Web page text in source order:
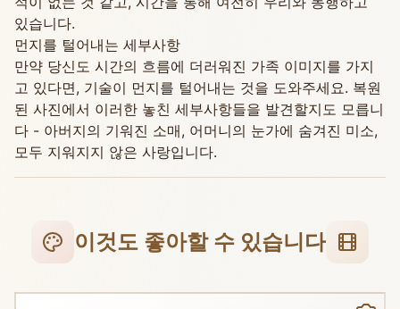
있습니다.
먼지를 털어내는 세부사항
만약 당신도 시간의 흐름에 더러워진 가족 이미지를 가지
고 있다면, 기술이 먼지를 털어내는 것을 도와주세요. 복원
된 사진에서 이러한 놓친 세부사항들을 발견할지도 모릅니
다 - 아버지의 기워진 소매, 어머니의 눈가에 숨겨진 미소,
모두 지워지지 않은 사랑입니다.
이것도 좋아할 수 있습니다